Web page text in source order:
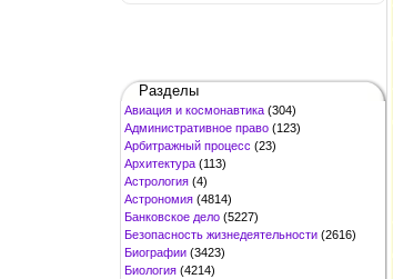
Разделы
Авиация и космонавтика (304)
Административное право (123)
Арбитражный процесс (23)
Архитектура (113)
Астрология (4)
Астрономия (4814)
Банковское дело (5227)
Безопасность жизнедеятельности (2616)
Биографии (3423)
Биология (4214)